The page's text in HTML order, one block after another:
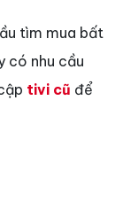
tìm mua bất
có nhu cầu
tivi cũ để